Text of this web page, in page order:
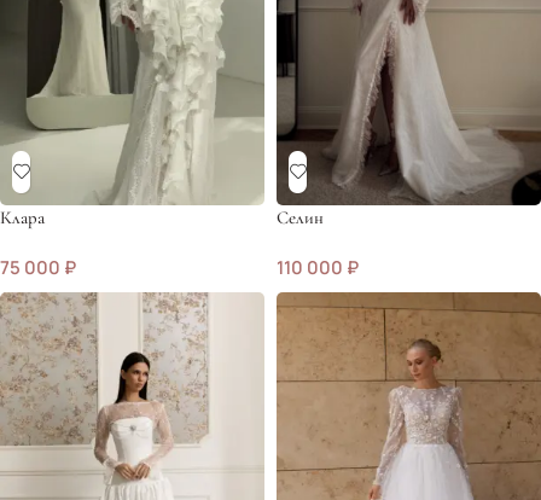
Клара
75 000 ₽
Селин
110 000 ₽